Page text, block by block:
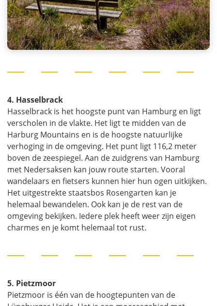
4. Hasselbrack
Hasselbrack is het hoogste punt van Hamburg en ligt
verscholen in de vlakte. Het ligt te midden van de
Harburg Mountains en is de hoogste natuurlijke
verhoging in de omgeving. Het punt ligt 116,2 meter
boven de zeespiegel. Aan de zuidgrens van Hamburg
met Nedersaksen kan jouw route starten. Vooral
wandelaars en fietsers kunnen hier hun ogen uitkijken.
Het uitgestrekte staatsbos Rosengarten kan je
helemaal bewandelen. Ook kan je de rest van de
omgeving bekijken. Iedere plek heeft weer zijn eigen
charmes en je komt helemaal tot rust.
5. Pietzmoor
Pietzmoor is één van de hoogtepunten van de